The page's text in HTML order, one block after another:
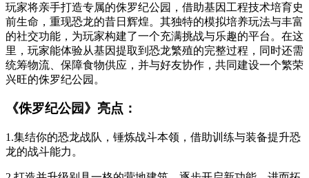
玩家将亲手打造专属的侏罗纪公园，借助基因工程技术培育史
前生命，重现恐龙的昔日辉煌。其独特的模拟培养玩法与丰富
的社交功能，为玩家构建了一个充满挑战与乐趣的平台。在这
里，玩家能体验从基因提取到恐龙繁殖的完整过程，同时还需
统筹物流、保障食物供应，并与好友协作，共同建设一个繁荣
兴旺的侏罗纪公园。
《侏罗纪公园》亮点：
1.集结你的恐龙战队，锤炼战斗本领，借助训练与装备提升恐
龙的战斗能力。